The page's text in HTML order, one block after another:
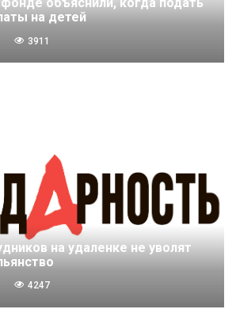
объяснили, когда подать
на детей
3911
на удаленке не уволят
4247